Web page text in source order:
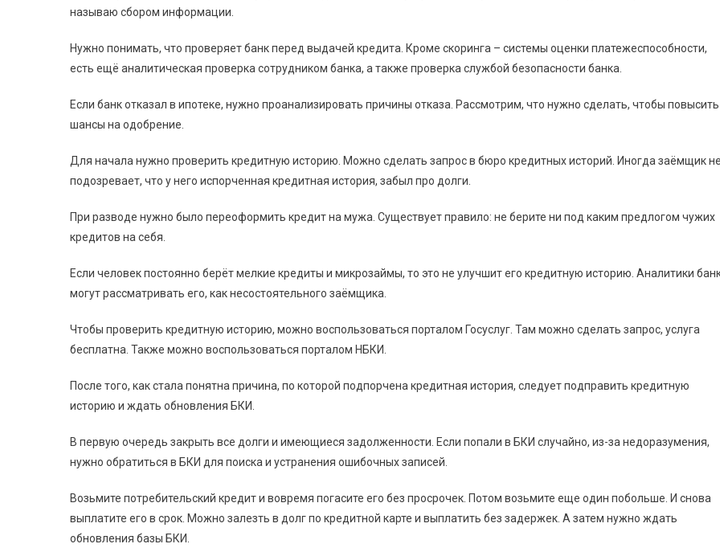
называю сбором информации.
Нужно понимать, что проверяет банк перед выдачей кредита. Кроме скоринга – системы оценки платежеспособности,
есть ещё аналитическая проверка сотрудником банка, а также проверка службой безопасности банка.
Если банк отказал в ипотеке, нужно проанализировать причины отказа. Рассмотрим, что нужно сделать, чтобы повысить
шансы на одобрение.
Для начала нужно проверить кредитную историю. Можно сделать запрос в бюро кредитных историй. Иногда заёмщик
подозревает, что у него испорченная кредитная история, забыл про долги.
При разводе нужно было переоформить кредит на мужа. Существует правило: не берите ни под каким предлогом чужих
кредитов на себя.
Если человек постоянно берёт мелкие кредиты и микрозаймы, то это не улучшит его кредитную историю. Аналитики
могут рассматривать его, как несостоятельного заёмщика.
Чтобы проверить кредитную историю, можно воспользоваться порталом Госуслуг. Там можно сделать запрос, услуга
бесплатна. Также можно воспользоваться порталом НБКИ.
После того, как стала понятна причина, по которой подпорчена кредитная история, следует подправить кредитную
историю и ждать обновления БКИ.
В первую очередь закрыть все долги и имеющиеся задолженности. Если попали в БКИ случайно, из-за недоразумения,
нужно обратиться в БКИ для поиска и устранения ошибочных записей.
Возьмите потребительский кредит и вовремя погасите его без просрочек. Потом возьмите еще один побольше. И снова
выплатите его в срок. Можно залезть в долг по кредитной карте и выплатить без задержек. А затем нужно ждать
обновления базы БКИ.